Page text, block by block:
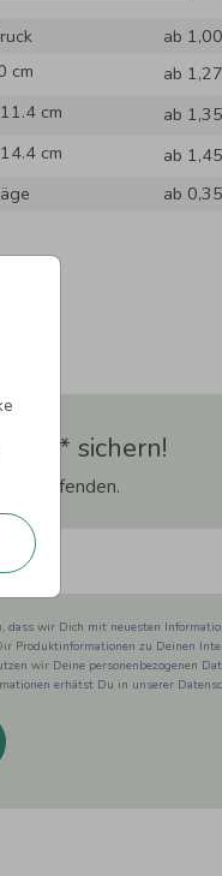
ab
cm
ab
cm
ab
cm
ab
ab
sichern!
Laufenden.
wir Dich mit neuesten
Produktinformationen zu Deinen
wir Deine personenbezogenen
erhätst Du in unserer